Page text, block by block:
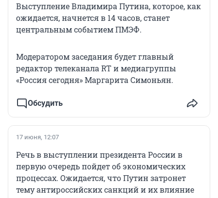
Выступление Владимира Путина, которое, как
ожидается, начнется в 14 часов, станет
центральным событием ПМЭФ.
Модератором заседания будет главный
редактор телеканала RT и медиагруппы
«Россия сегодня» Маргарита Симоньян.
Обсудить
17 июня, 12:07
Речь в выступлении президента России в
первую очередь пойдет об экономических
процессах. Ожидается, что Путин затронет
тему антироссийских санкций и их влияние